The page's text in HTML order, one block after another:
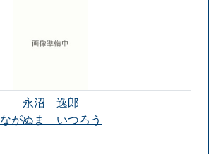
永沼 逸郎
ながぬま いつろう